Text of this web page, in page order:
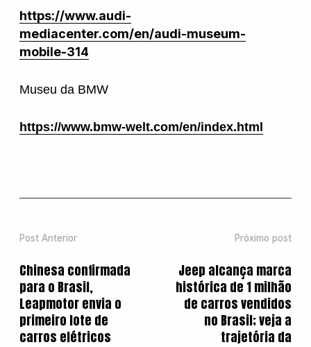
https://www.audi-
mediacenter.com/en/audi-museum-
mobile-314
Museu da BMW
https://www.bmw-welt.com/en/index.html
Post Anterior
Chinesa confirmada
para o Brasil,
Leapmotor envia o
primeiro lote de
carros elétricos
Próximo post
Jeep alcança marca
histórica de 1 milhão
de carros vendidos
no Brasil; veja a
trajetória da